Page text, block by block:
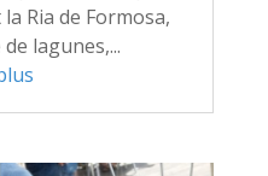
Ria de Formosa,
lagunes,...